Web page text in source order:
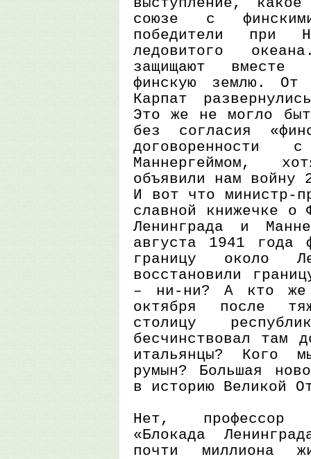
союзе с
победители при
ледовитого
защищают вместе
финскую землю. От
Карпат
Это же не могло
без согласия
договоренности
Маннергеймом,
объявили нам войну
И вот что министр-
славной книжечке о
Ленинграда и
августа 1941 года
границу около
восстановили
– ни-ни? А кто же
октября после
столицу
бесчинствовал там
итальянцы? Кого
румын? Большая
в историю Великой
Нет, профессор
«Блокада
почти миллиона